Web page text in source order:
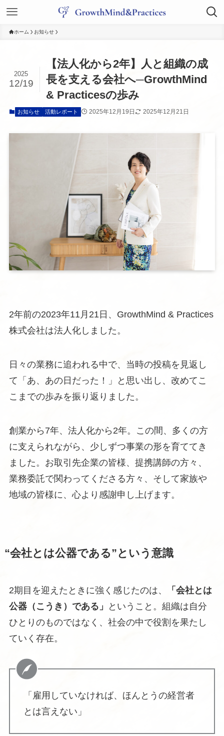
ホーム お知らせ
【法人化から2年】人と組織の成
長を支える会社へ─GrowthMind
& Practicesの歩み
2025
12/19
お知らせ 活動レポート 2025年12月19日 2025年12月21日
2年前の2023年11月21日、GrowthMind & Practices
株式会社は法人化しました。
日々の業務に追われる中で、当時の投稿を見返し
て「あ、あの日だった！」と思い出し、改めてこ
こまでの歩みを振り返りました。
創業から7年、法人化から2年。この間、多くの方
に支えられながら、少しずつ事業の形を育ててき
ました。お取引先企業の皆様、提携講師の方々、
業務委託で関わってくださる方々、そして家族や
地域の皆様に、心より感謝申し上げます。
“会社とは公器である”という意識
2期目を迎えたときに強く感じたのは、
「会社とは
公器（こうき）である」
ということ。組織は自分
ひとりのものではなく、社会の中で役割を果たし
ていく存在。
「雇用していなければ、ほんとうの経営者
とは言えない」